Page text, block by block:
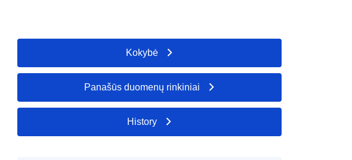
Kokybė
Panašūs duomenų rinkiniai
History